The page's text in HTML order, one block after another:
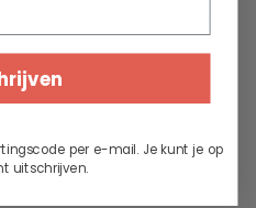
een mesje bij de hand te
per e-mail. Je kunt je op
uitschrijven.